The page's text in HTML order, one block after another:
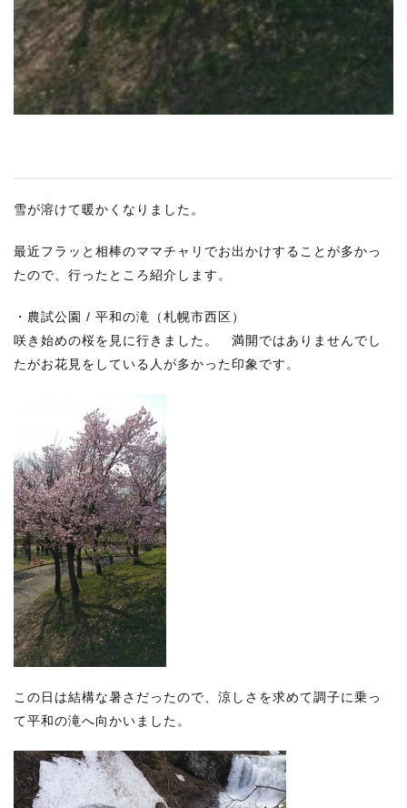
雪が溶けて暖かくなりました。
最近フラッと相棒のママチャリでお出かけすることが多かっ
たので、行ったところ紹介します。
・農試公園 / 平和の滝（札幌市西区）
咲き始めの桜を見に行きました。 満開ではありませんでし
たがお花見をしている人が多かった印象です。
この日は結構な暑さだったので、涼しさを求めて調子に乗っ
て平和の滝へ向かいました。